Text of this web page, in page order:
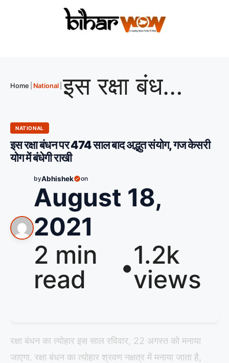
Home National इस रक्षा बंधन पर 474 साल बाद अद्भुत संयोग, गज केसरी योग में बंधेगी राखी
NATIONAL
इस रक्षा बंधन पर 474 साल बाद अद्भुत संयोग, गज केसरी
योग में बंधेगी राखी
byAbhishek on
August 18,
2021
2 min
read
•1.2k
views
रक्षा बंधन का त्योहार इस साल रविवार, 22 अगस्त को मनाया
जाएगा. रक्षा बंधन का त्योहार श्रवण नक्षत्र में मनाया जाता है,